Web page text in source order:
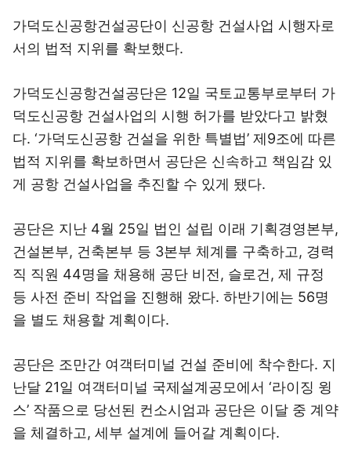
가덕도신공항건설공단이 신공항 건설사업 시행자로
서의 법적 지위를 확보했다.
가덕도신공항건설공단은 12일 국토교통부로부터 가
덕도신공항 건설사업의 시행 허가를 받았다고 밝혔
다. ‘가덕도신공항 건설을 위한 특별법’ 제9조에 따른
법적 지위를 확보하면서 공단은 신속하고 책임감 있
게 공항 건설사업을 추진할 수 있게 됐다.
공단은 지난 4월 25일 법인 설립 이래 기획경영본부,
건설본부, 건축본부 등 3본부 체계를 구축하고, 경력
직 직원 44명을 채용해 공단 비전, 슬로건, 제 규정
등 사전 준비 작업을 진행해 왔다. 하반기에는 56명
을 별도 채용할 계획이다.
공단은 조만간 여객터미널 건설 준비에 착수한다. 지
난달 21일 여객터미널 국제설계공모에서 ‘라이징 윙
스’ 작품으로 당선된 컨소시엄과 공단은 이달 중 계약
을 체결하고, 세부 설계에 들어갈 계획이다.